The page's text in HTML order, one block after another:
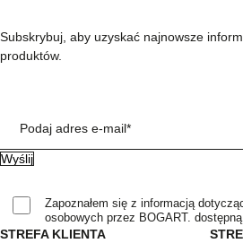
STREFA KLIENTA
Subskrybuj, aby uzyskać najnowsze
produktów.
Podaj adres e-mail*
Zapoznałem się z informacją
osobowych przez BOGART.